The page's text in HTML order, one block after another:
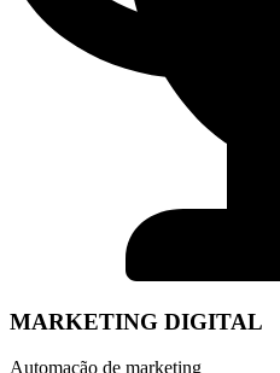
MARKETING DIGITAL
Automação de marketing